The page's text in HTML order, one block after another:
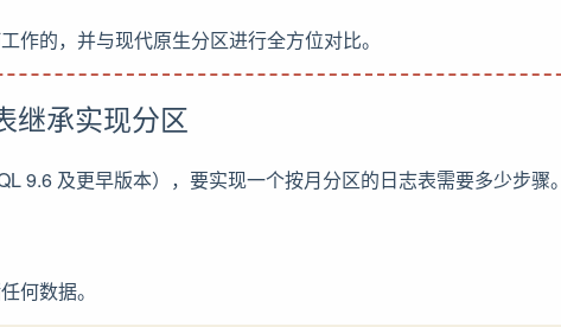
作的，并与现代原生分区进行全方位对比。
继承实现分区
9.6 及更早版本），要实现一个按月分区的日志表需要多少步骤。
何数据。